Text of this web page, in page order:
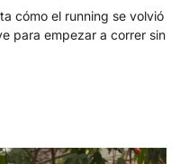
cómo el running se volvió
para empezar a correr sin